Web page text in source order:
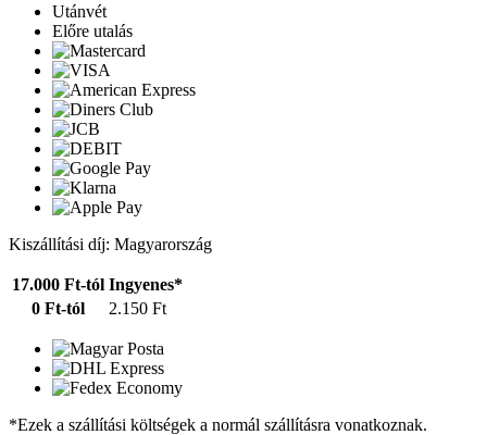
Utánvét
Előre utalás
Kiszállítási díj: Magyarország
17.000 Ft-tól Ingyenes*
0 Ft-tól
2.150 Ft
*Ezek a szállítási költségek a normál szállításra vonatkoznak.